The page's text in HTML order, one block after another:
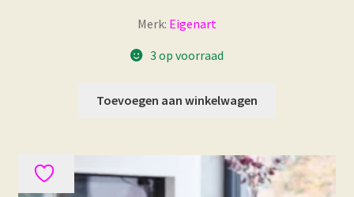
Merk: Eigenart
3 op voorraad
Toevoegen aan winkelwagen